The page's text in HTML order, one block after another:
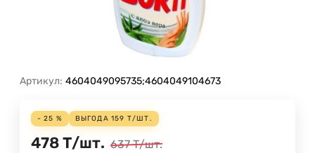
Артикул: 4604049095735;4604049104673
- 25 % ВЫГОДА 159 Т/ШТ.
478 Т/шт. 637 Т/шт.